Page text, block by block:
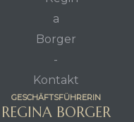
GESCHÄFTSFÜHRERIN
REGINA BORGER